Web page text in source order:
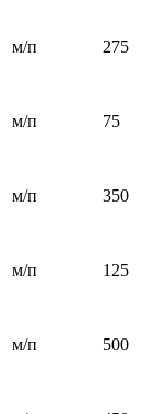
м/п 275
м/п 75
м/п 350
м/п 125
м/п 500